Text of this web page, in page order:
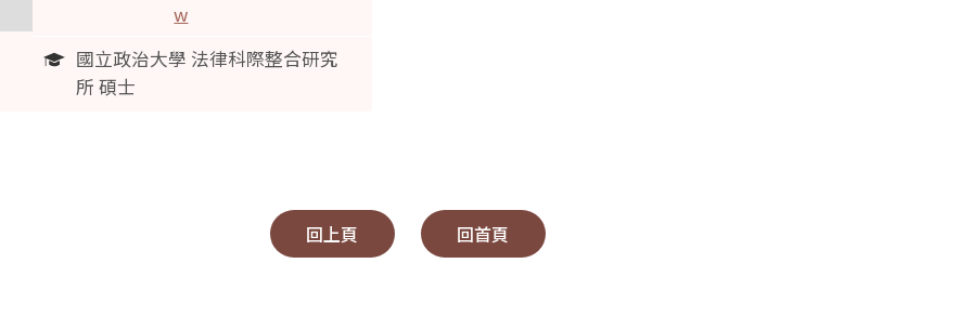
w
國立政治大學 法律科際整合研究
所 碩士
回上頁 回首頁